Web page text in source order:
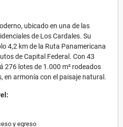
ubicado en una de las
de Los Cardales. Su
4,2 km de la Ruta Panamericana
de Capital Federal. Con 43
276 lotes de 1.000 m² rodeados
en armonía con el paisaje natural.
y egreso